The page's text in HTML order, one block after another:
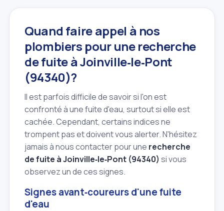
Quand faire appel à nos
plombiers pour une recherche
de fuite à Joinville‑le‑Pont
(94340)?
Il est parfois difficile de savoir si l'on est
confronté à une fuite d'eau, surtout si elle est
cachée. Cependant, certains indices ne
trompent pas et doivent vous alerter. N'hésitez
jamais à nous contacter pour une recherche
de fuite à Joinville‑le‑Pont (94340) si vous
observez un de ces signes.
Signes avant‑coureurs d'une fuite
d'eau